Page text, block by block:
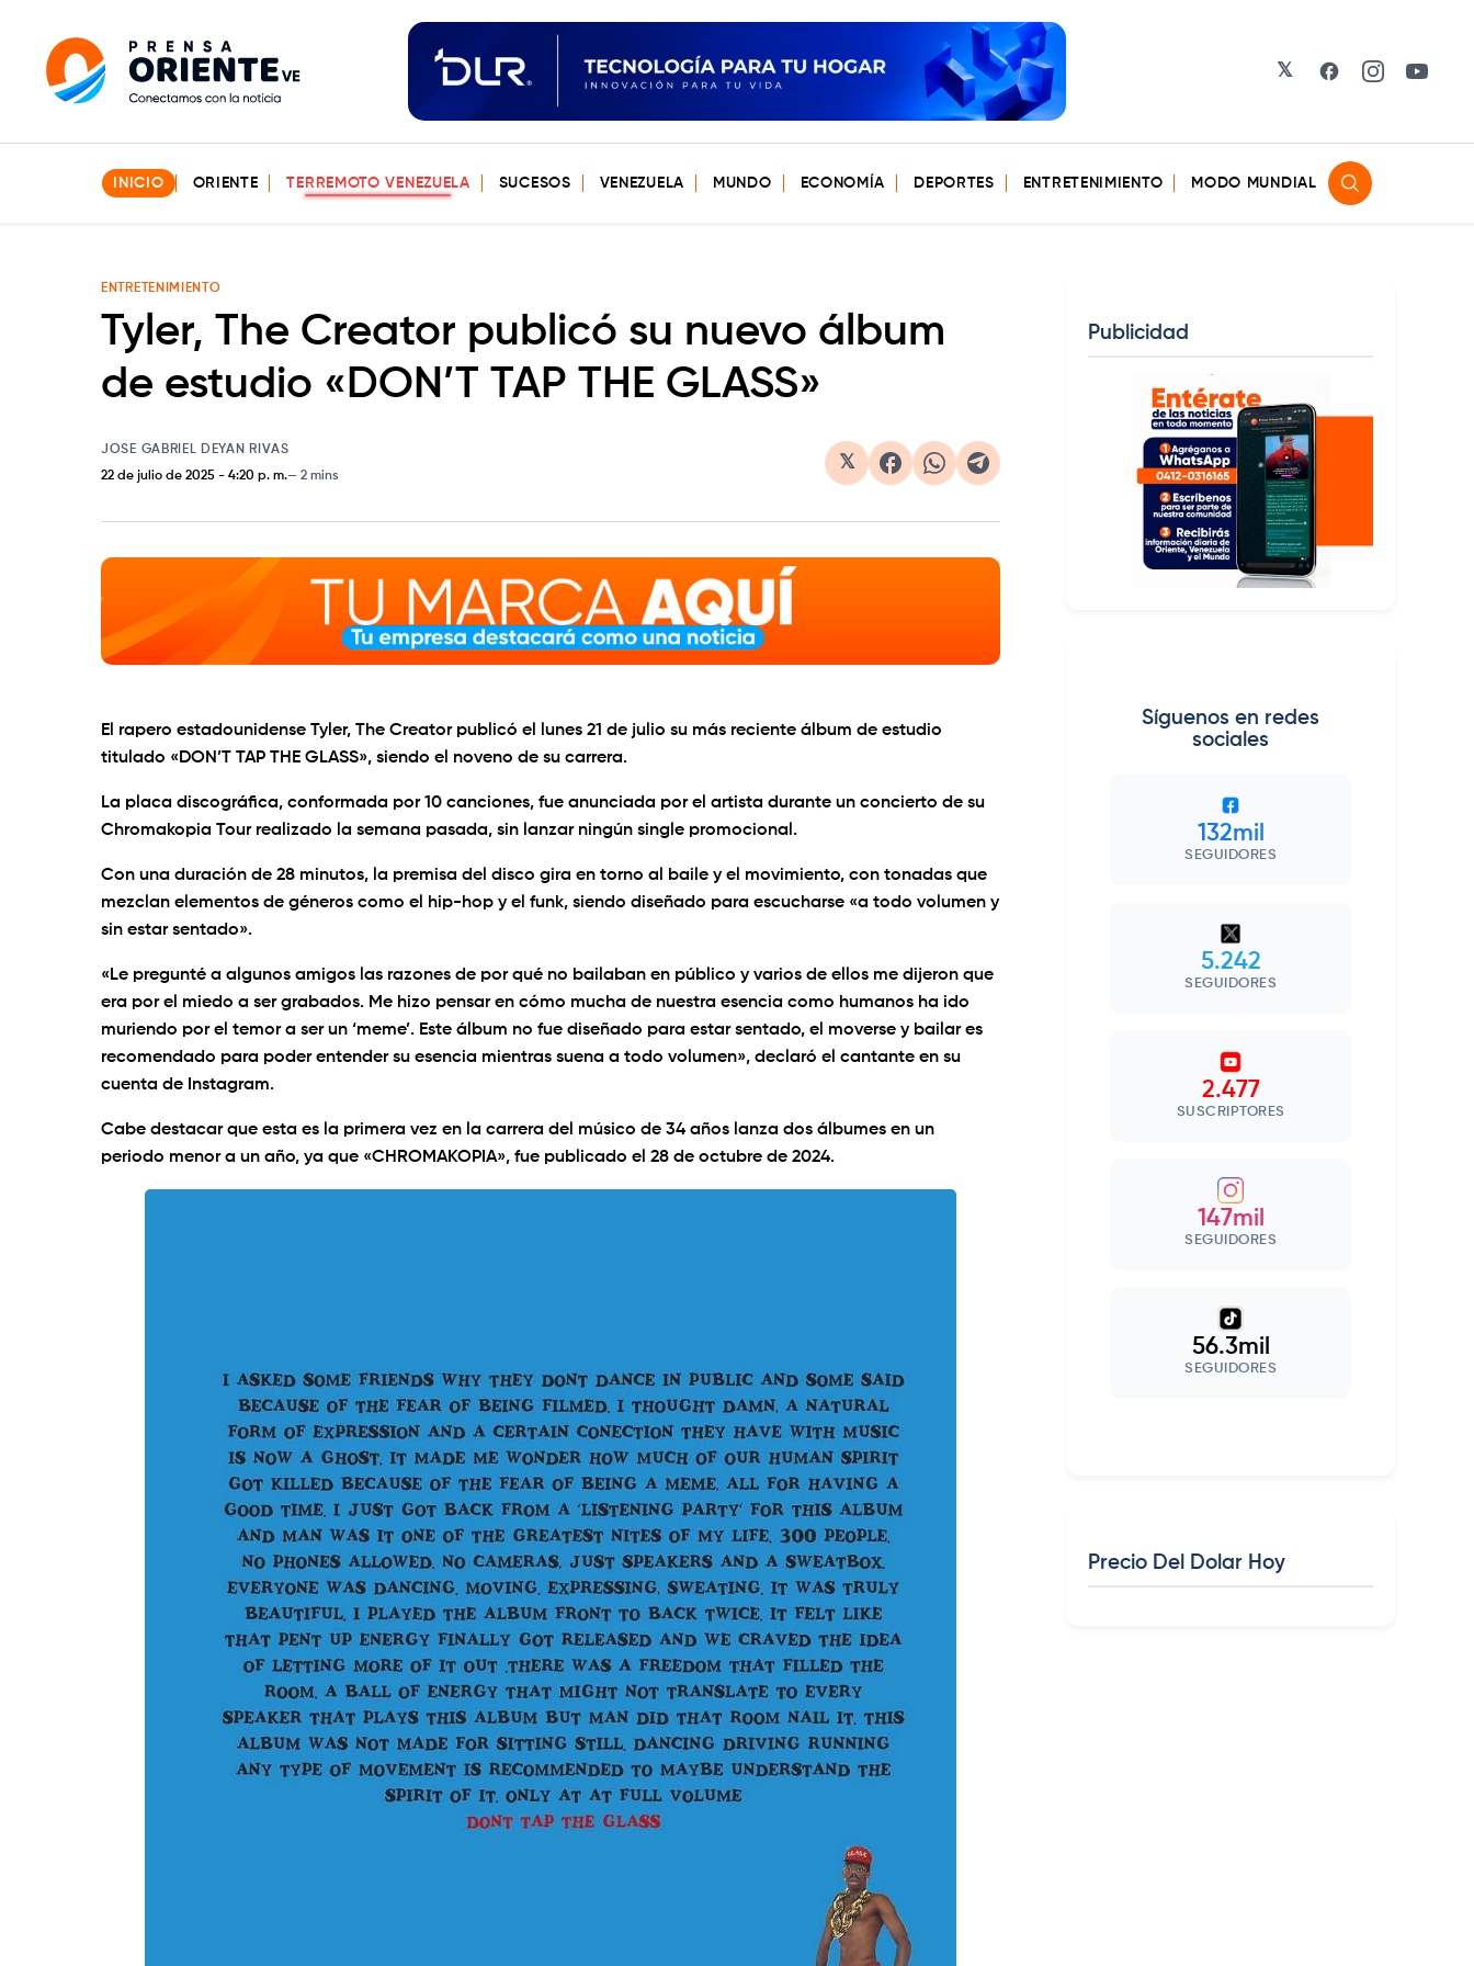
𝕏 Facebook
Instagram
INICIO ORIENTE TERREMOTO VENEZUELA SUCESOS VENEZUELA MUNDO ECONOMÍA DEPORTES ENTRETENIMIENTO MODO MUNDIAL
ENTRETENIMIENTO
Tyler, The Creator publicó su nuevo álbum
de estudio «DON’T TAP THE GLASS»
JOSE GABRIEL DEYAN RIVAS
22 de julio de 2025 - 4:20 p. m. 2 mins
𝕏
El rapero estadounidense Tyler, The Creator publicó el lunes 21 de julio su más reciente álbum de estudio
titulado «DON’T TAP THE GLASS», siendo el noveno de su carrera.
La placa discográfica, conformada por 10 canciones, fue anunciada por el artista durante un concierto de su
Chromakopia Tour realizado la semana pasada, sin lanzar ningún single promocional.
Con una duración de 28 minutos, la premisa del disco gira en torno al baile y el movimiento, con tonadas que
mezclan elementos de géneros como el hip-hop y el funk, siendo diseñado para escucharse «a todo volumen y
sin estar sentado».
«Le pregunté a algunos amigos las razones de por qué no bailaban en público y varios de ellos me dijeron que
era por el miedo a ser grabados. Me hizo pensar en cómo mucha de nuestra esencia como humanos ha ido
muriendo por el temor a ser un ‘meme’. Este álbum no fue diseñado para estar sentado, el moverse y bailar es
recomendado para poder entender su esencia mientras suena a todo volumen», declaró el cantante en su
cuenta de Instagram.
Cabe destacar que esta es la primera vez en la carrera del músico de 34 años lanza dos álbumes en un
periodo menor a un año, ya que «CHROMAKOPIA», fue publicado el 28 de octubre de 2024.
Publicidad
Síguenos en redes
sociales
132mil
SEGUIDORES
5.242
SEGUIDORES
2.477
SUSCRIPTORES
147mil
SEGUIDORES
56.3mil
SEGUIDORES
Precio Del Dolar Hoy